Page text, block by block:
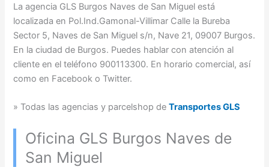
La agencia GLS Burgos Naves de San Miguel está
localizada en Pol.Ind.Gamonal-Villimar Calle la Bureba
Sector 5, Naves de San Miguel s/n, Nave 21, 09007 Burgos.
En la ciudad de Burgos. Puedes hablar con atención al
cliente en el teléfono 900113300. En horario comercial, así
como en Facebook o Twitter.
» Todas las agencias y parcelshop deTransportes GLS
Oficina GLS Burgos Naves de
San Miguel